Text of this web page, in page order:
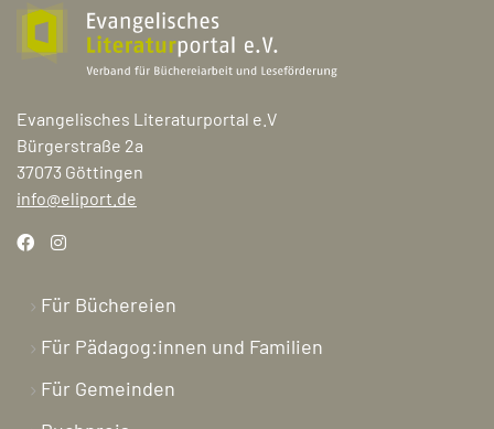
Evangelisches Literaturportal e.V
Bürgerstraße 2a
37073 Göttingen
info@eliport.de
Für Büchereien
Für Pädagog:innen und Familien
Für Gemeinden